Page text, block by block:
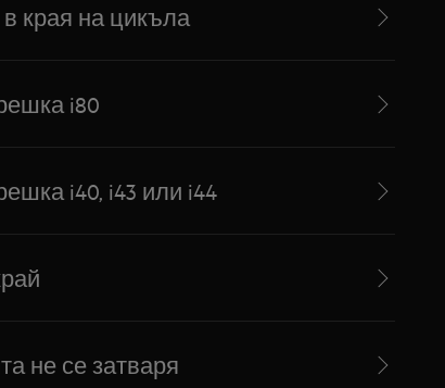
края на цикъла
i80
i40, i43 или i44
не се затваря